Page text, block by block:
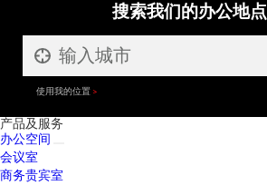
搜索我们的办公地点
使用我的位置
产品及服务
办公空间
会议室
商务贵宾室